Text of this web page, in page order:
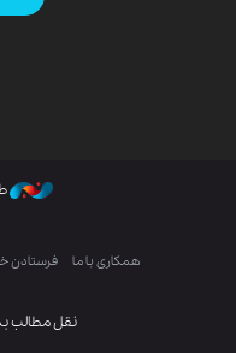
نقل مطالب
همکاری با ما فرستادن